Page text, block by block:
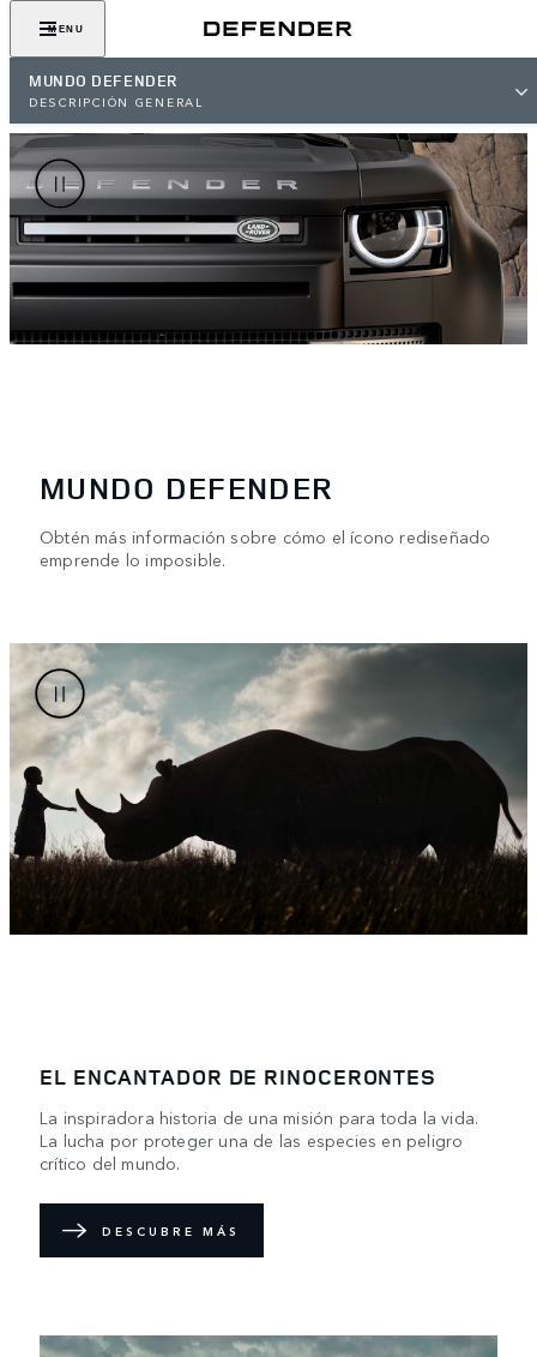
MENU
MUNDO DEFENDER
DESCRIPCIÓN GENERAL
MUNDO DEFENDER
Obtén más información sobre cómo el ícono rediseñado
emprende lo imposible.
EL ENCANTADOR DE RINOCERONTES
La inspiradora historia de una misión para toda la vida.
La lucha por proteger una de las especies en peligro
crítico del mundo.
DESCUBRE MÁS